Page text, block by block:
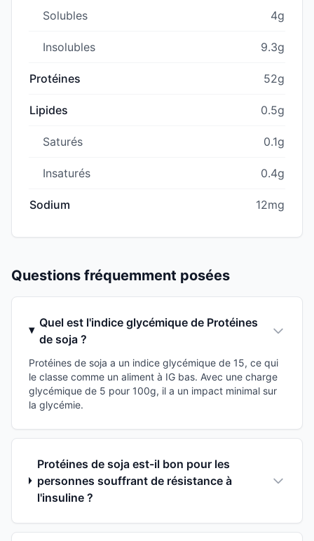
Solubles 4g
Insolubles 9.3g
Protéines 52g
Lipides 0.5g
Saturés 0.1g
Insaturés 0.4g
Sodium 12mg
Questions fréquemment posées
Quel est l'indice glycémique de Protéines
de soja ?
Protéines de soja a un indice glycémique de 15, ce qui
le classe comme un aliment à IG bas. Avec une charge
glycémique de 5 pour 100g, il a un impact minimal sur
la glycémie.
Protéines de soja est-il bon pour les
personnes souffrant de résistance à
l'insuline ?